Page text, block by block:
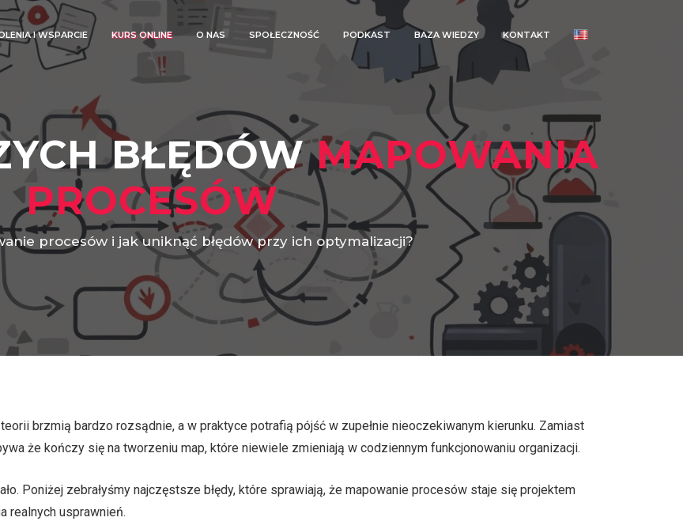
I WSPARCIE KURS ONLINE O NAS SPOŁECZNOŚĆ PODKAST BAZA WIEDZY KONTAKT
BŁĘDÓWMAPOWANIA
PROCESÓW
procesów i jak uniknąć błędów przy ich optymalizacji?
brzmią bardzo rozsądnie, a w praktyce potrafią pójść w zupełnie nieoczekiwanym kierunku. Zamiast
że kończy się na tworzeniu map, które niewiele zmieniają w codziennym funkcjonowaniu organizacji.
Poniżej zebrałyśmy najczęstsze błędy, które sprawiają, że mapowanie procesów staje się projektem
realnych usprawnień.